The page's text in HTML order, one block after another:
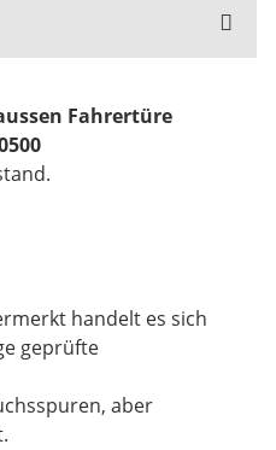
Fahrertüre
handelt es sich
geprüfte
aber